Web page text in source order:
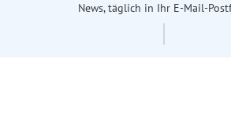
News, täglich in Ihr E-Mail-